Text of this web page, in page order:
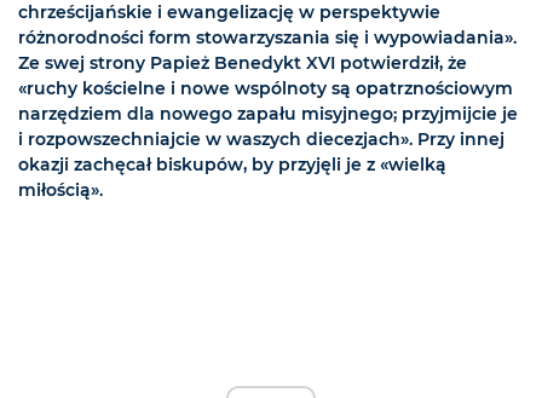
chrześcijańskie i ewangelizację w perspektywie
różnorodności form stowarzyszania się i wypowiadania».
Ze swej strony Papież Benedykt XVI potwierdził, że
«ruchy kościelne i nowe wspólnoty są opatrznościowym
narzędziem dla nowego zapału misyjnego; przyjmijcie je
i rozpowszechniajcie w waszych diecezjach». Przy innej
okazji zachęcał biskupów, by przyjęli je z «wielką
miłością».